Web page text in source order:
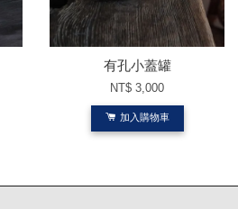
有孔小蓋罐
NT$ 3,000
加入購物車